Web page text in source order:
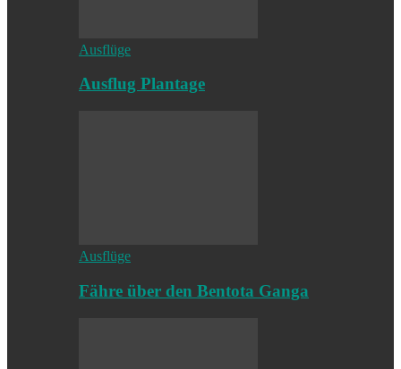
Ausflüge
Ausflug Plantage
Ausflüge
Fähre über den Bentota Ganga